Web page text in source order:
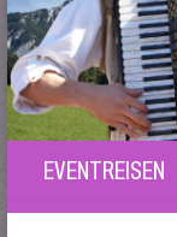
EVENTREISEN